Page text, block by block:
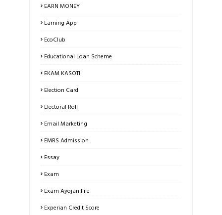
EARN MONEY
Earning App
EcoClub
Educational Loan Scheme
EKAM KASOTI
Election Card
Electoral Roll
Email Marketing
EMRS Admission
Essay
Exam
Exam Ayojan File
Experian Credit Score